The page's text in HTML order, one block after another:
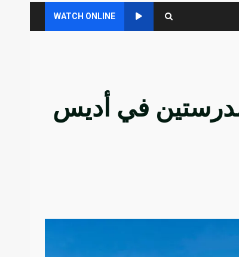
WATCH ONLINE
مدرستين في أديس